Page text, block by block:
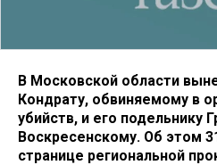
В Московской области
Кондрату, обвиняемому в
убийств, и его подельнику
Воскресенскому. Об этом
странице региональной